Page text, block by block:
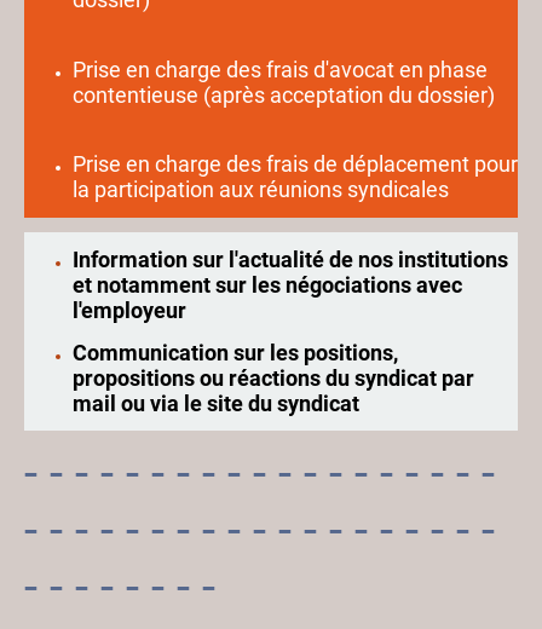
Prise en charge des frais d'avocat en phase
contentieuse (après acceptation du dossier)
Prise en charge des frais de déplacement pour
la participation aux réunions syndicales
Information sur l'actualité de nos institutions
et notamment sur les négociations avec
l'employeur
Communication sur les positions,
propositions ou réactions du syndicat par
mail ou via le site du syndicat
- - - - - - - - - - - - - - - - - - -
- - - - - - - - - - - - - - - - - - -
- - - - - - - -